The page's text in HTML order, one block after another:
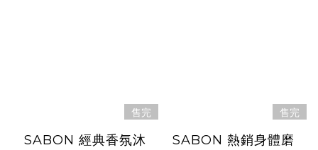
售完
SABON 經典香氛沐
售完
SABON 熱銷身體磨